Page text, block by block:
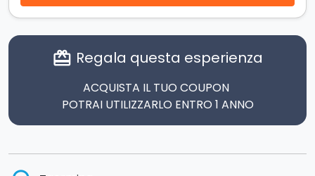
card_giftcard Regala questa esperienza
ACQUISTA IL TUO COUPON
POTRAI UTILIZZARLO ENTRO 1 ANNO